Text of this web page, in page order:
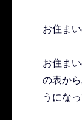
お住ま
お住ま
の表か
うにな